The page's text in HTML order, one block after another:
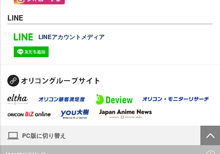
LINE
LINEアカウントメディア
PC版に切り替え